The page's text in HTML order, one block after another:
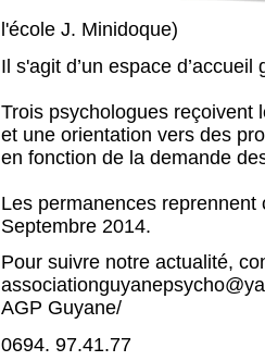
l'école J. Minidoque)
Il s'agit d’un espace
Trois psychologues reçoivent
et une orientation vers des
en fonction de la demande
Les permanences
Septembre 2014.
Pour suivre notre actualité,
AGP Guyane/
0694. 97.41.77